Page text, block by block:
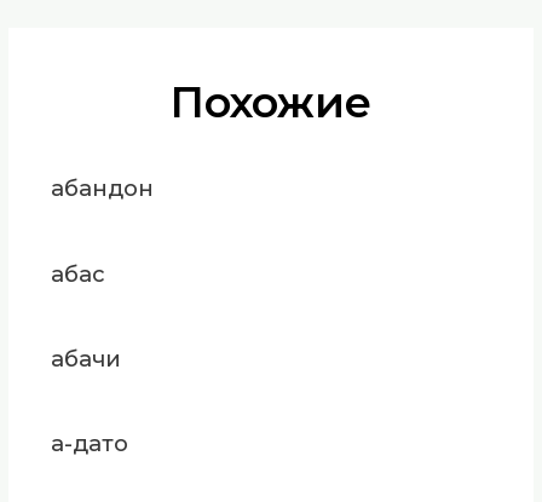
Похожие
абандон
абас
абачи
а-дато